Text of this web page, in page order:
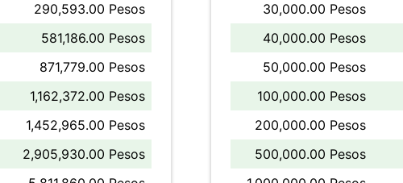
290,593.00 Pesos
581,186.00 Pesos
871,779.00 Pesos
1,162,372.00 Pesos
1,452,965.00 Pesos
2,905,930.00 Pesos
30,000.00 Pesos
40,000.00 Pesos
50,000.00 Pesos
100,000.00 Pesos
200,000.00 Pesos
500,000.00 Pesos